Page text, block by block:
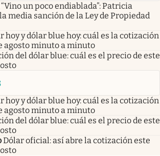
“Vino un poco endiablada”: Patricia
media sanción de la Ley de Propiedad
hoy y dólar blue hoy: cuál es la cotización
agosto minuto a minuto
del dólar blue: cuál es el precio de este
hoy y dólar blue hoy: cuál es la cotización
agosto minuto a minuto
del dólar blue: cuál es el precio de este
Dólar oficial: así abre la cotización este